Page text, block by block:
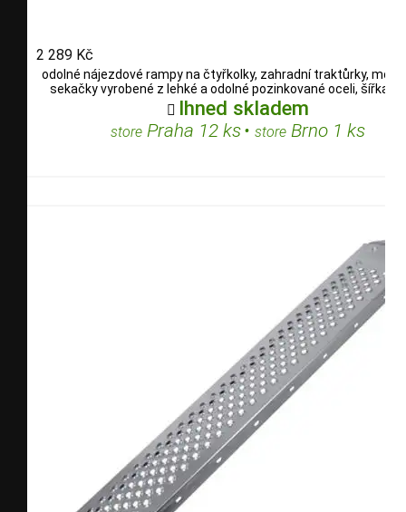
2 289 Kč
odolné nájezdové rampy na čtyřkolky, zahradní traktůrky,
sekačky vyrobené z lehké a odolné pozinkované oceli, šířka
 Ihned skladem
storePraha 12 ks• storeBrno 1 ks